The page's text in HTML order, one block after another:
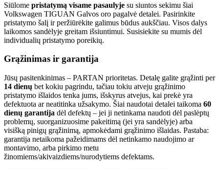
Siūlome pristatymą visame pasaulyje su siuntos sekimu šiai
Volkswagen TIGUAN Galvos oro pagalvė detalei. Pasirinkite
pristatymo šalį ir peržiūrėkite galimus būdus aukščiau. Visos dalys
laikomos sandėlyje greitam išsiuntimui. Susisiekite su mumis dėl
individualių pristatymo poreikių.
Grąžinimas ir garantija
Jūsų pasitenkinimas – PARTAN prioritetas. Detalę galite grąžinti per
14 dienų bet kokiu pagrindu, tačiau tokiu atveju grąžinimo
pristatymo išlaidos tenka jums, išskyrus atvejus, kai prekė yra
defektuota ar neatitinka užsakymo. Šiai naudotai detalei taikoma 60
dienų garantija dėl defektų – jei ji netinkama naudoti dėl paslėptų
problemų, suorganizuosime pakeitimą (jei yra sandėlyje) arba
visišką pinigų grąžinimą, apmokėdami grąžinimo išlaidas. Pastaba:
garantija netaikoma pažeidimams dėl netinkamo naudojimo ar
montavimo, arba pirkimo metu
žinomiems/akivaizdiems/nurodytiems defektams.